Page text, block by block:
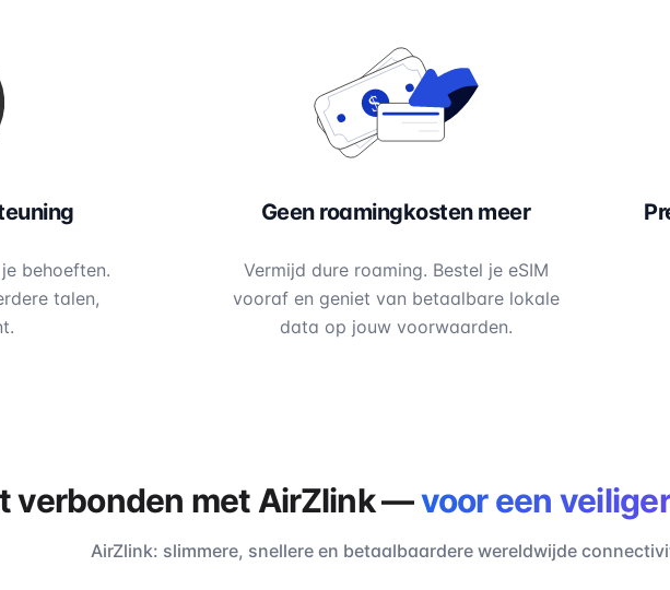
behoeften.
talen,
Geen roamingkosten meer
Vermijd dure roaming. Bestel je eSIM
vooraf en geniet van betaalbare lokale
data op jouw voorwaarden.
verbonden met AirZlink —voor een
AirZlink: slimmere, snellere en betaalbaardere wereldwijde